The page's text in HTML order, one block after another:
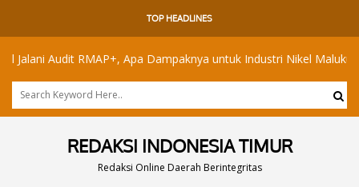
TOP HEADLINES
RMAP+, Apa Dampaknya untuk Industri Nikel Maluku Utara?
REDAKSI INDONESIA TIMUR
Redaksi Online Daerah Berintegritas